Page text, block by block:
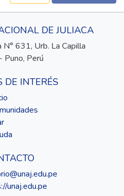
DE JULIACA
N° 631, Urb. La Capilla
Puno, Perú
DE INTERÉS
unaj.edu.pe